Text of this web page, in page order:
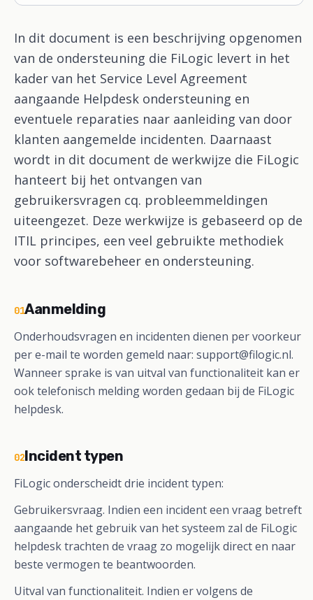
In dit document is een beschrijving opgenomen
van de ondersteuning die FiLogic levert in het
kader van het Service Level Agreement
aangaande Helpdesk ondersteuning en
eventuele reparaties naar aanleiding van door
klanten aangemelde incidenten. Daarnaast
wordt in dit document de werkwijze die FiLogic
hanteert bij het ontvangen van
gebruikersvragen cq. probleemmeldingen
uiteengezet. Deze werkwijze is gebaseerd op de
ITIL principes, een veel gebruikte methodiek
voor softwarebeheer en ondersteuning.
01Aanmelding
Onderhoudsvragen en incidenten dienen per voorkeur
per e-mail te worden gemeld naar: support@filogic.nl.
Wanneer sprake is van uitval van functionaliteit kan er
ook telefonisch melding worden gedaan bij de FiLogic
helpdesk.
02Incident typen
FiLogic onderscheidt drie incident typen:
Gebruikersvraag. Indien een incident een vraag betreft
aangaande het gebruik van het systeem zal de FiLogic
helpdesk trachten de vraag zo mogelijk direct en naar
beste vermogen te beantwoorden.
Uitval van functionaliteit. Indien er volgens de